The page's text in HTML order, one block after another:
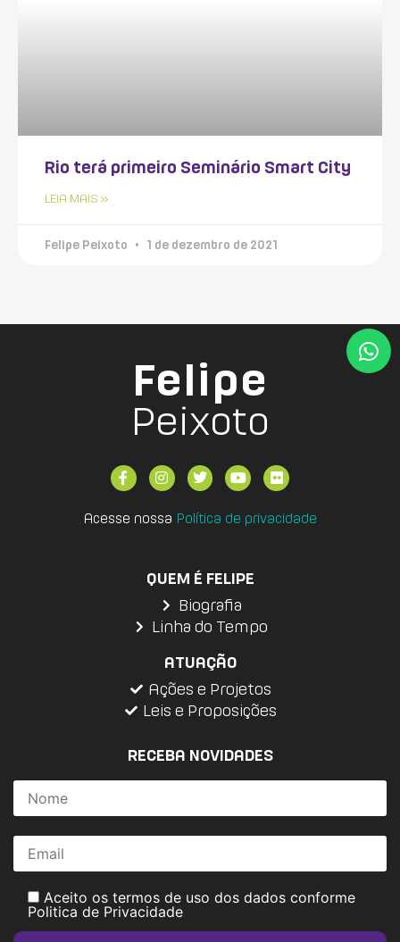
Rio terá primeiro Seminário Smart City
LEIA MAIS »
Felipe Peixoto 1 de dezembro de 2021
Felipe
Peixoto
Acesse nossa Política de privacidade
QUEM É FELIPE
Biografia
Linha do Tempo
ATUAÇÃO
Ações e Projetos
Leis e Proposições
RECEBA NOVIDADES
Aceito os termos de uso dos dados conforme
Politica de Privacidade